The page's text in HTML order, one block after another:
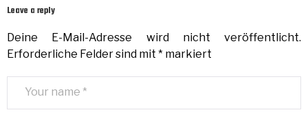
Leave a reply
Deine E-Mail-Adresse wird nicht veröffentlicht.
Erforderliche Felder sind mit * markiert